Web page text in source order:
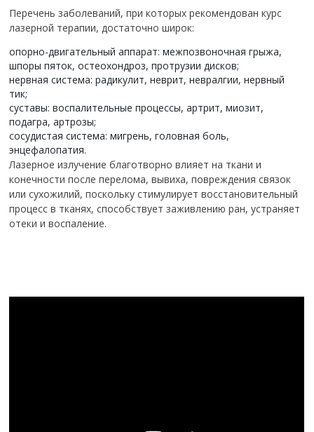
Перечень заболеваний, при которых рекомендован курс
лазерной терапии, достаточно широк:
опорно-двигательный аппарат: межпозвоночная грыжа,
шпоры пяток, остеохондроз, протрузии дисков;
нервная система: радикулит, неврит, невралгии, нервный
тик;
суставы: воспалительные процессы, артрит, миозит,
подагра, артрозы;
сосудистая система: мигрень, головная боль,
энцефалопатия.
Лазерное излучение благотворно влияет на ткани и
конечности после перелома, вывиха, повреждения связок
или сухожилий, поскольку стимулирует восстановительный
процесс в тканях, способствует заживлению ран, устраняет
отеки и воспаление.